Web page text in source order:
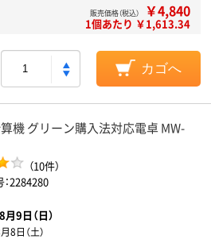
販売価格（税込） ￥4,840
1個あたり ￥1,613.34
カゴへ
機 グリーン購入法対応電卓 MW-
（10件）
2284280
8月9日（日）
8日（土）